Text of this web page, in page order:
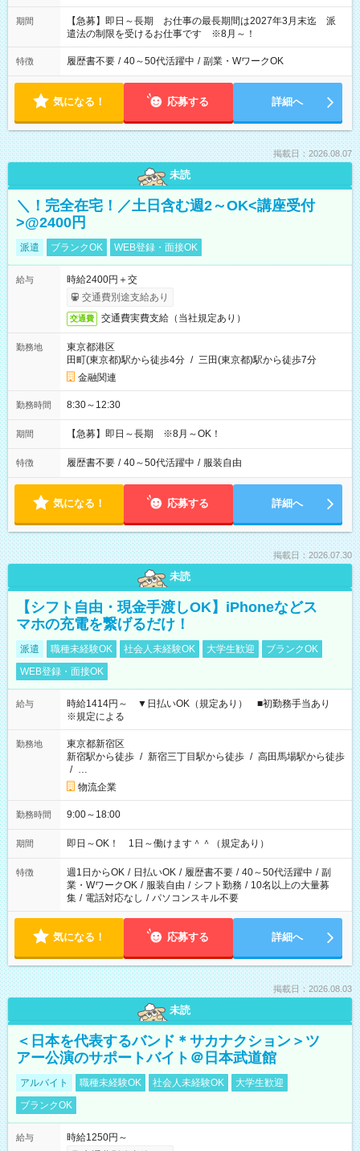
期間
【急募】即日～長期 お仕事の最長期間は2027年3月末迄 派
遣法の制限を受けるお仕事です ※8月～！
特徴 履歴書不要 / 40～50代活躍中 / 副業・WワークOK
気になる！ 応募する 詳細へ
掲載日：2026.08.07
未読
＼！完全在宅！／土日含む週2～OK<講座受付
>@2400円
派遣 ブランクOK WEB登録・面接OK
給与
時給2400円＋交
交通費別途支給あり
交通費 交通費実費支給（当社規定あり）
勤務地
東京都港区
田町(東京都)駅から徒歩4分 / 三田(東京都)駅から徒歩7分
金融関連
勤務時間 8:30～12:30
期間 【急募】即日～長期 ※8月～OK！
特徴 履歴書不要 / 40～50代活躍中 / 服装自由
気になる！ 応募する 詳細へ
掲載日：2026.07.30
未読
【シフト自由・現金手渡しOK】iPhoneなどス
マホの充電を繋げるだけ！
派遣 職種未経験OK 社会人未経験OK 大学生歓迎
ブランクOK
WEB登録・面接OK
給与
時給1414円～ ▼日払いOK（規定あり） ■初勤務手当あり
※規定による
勤務地
東京都新宿区
新宿駅から徒歩 / 新宿三丁目駅から徒歩 / 高田馬場駅から徒歩
/ …
物流企業
勤務時間 9:00～18:00
期間 即日～OK！ 1日～働けます＾＾（規定あり）
特徴 週1日からOK / 日払いOK / 履歴書不要 / 40～50代活躍中 / 副
業・WワークOK / 服装自由 / シフト勤務 / 10名以上の大量募
集 / 電話対応なし / パソコンスキル不要
気になる！ 応募する 詳細へ
掲載日：2026.08.03
未読
＜日本を代表するバンド＊サカナクション＞ツ
アー公演のサポートバイト＠日本武道館
アルバイト 職種未経験OK 社会人未経験OK
大学生歓迎
ブランクOK
給与
時給1250円～